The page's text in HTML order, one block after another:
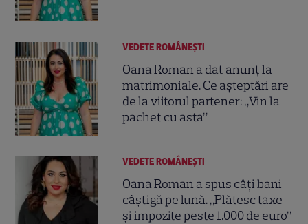
VEDETE ROMÂNEŞTI
Oana Roman a dat anunț la
matrimoniale. Ce așteptări are
de la viitorul partener: „Vin la
pachet cu asta”
VEDETE ROMÂNEŞTI
Oana Roman a spus câți bani
câștigă pe lună. „Plătesc taxe
și impozite peste 1.000 de euro”